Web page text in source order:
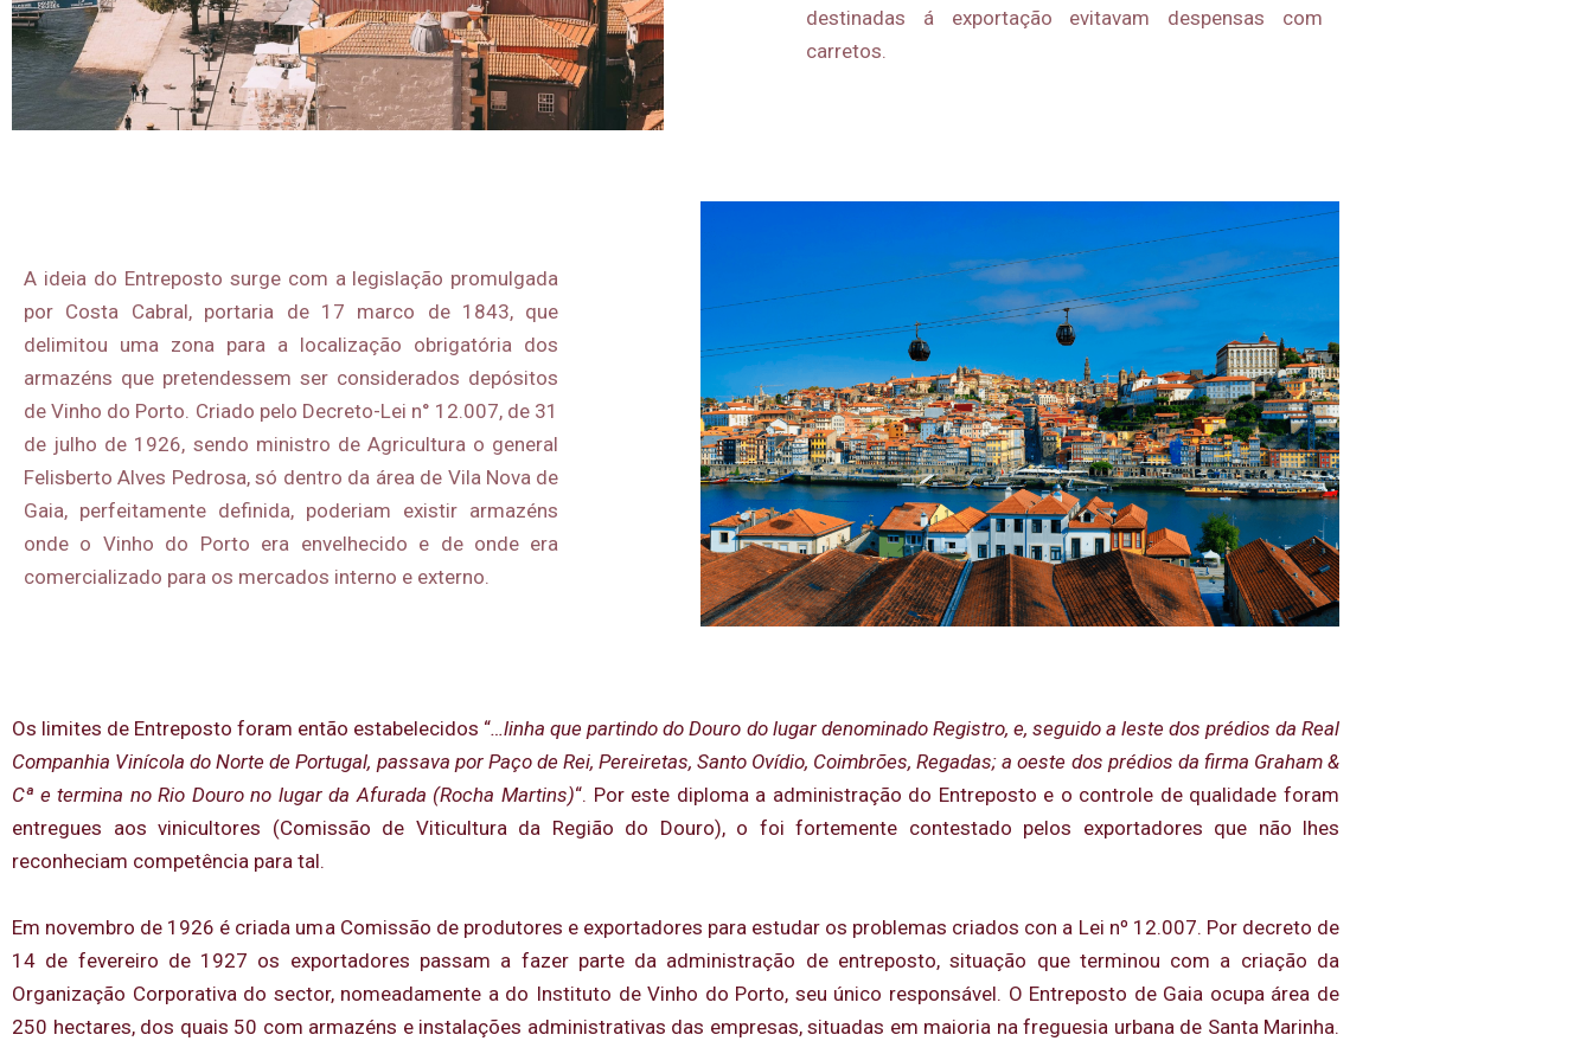
destinadas á exportação evitavam despensas com
carretos.
A ideia do Entreposto surge com a legislação promulgada
por Costa Cabral, portaria de 17 marco de 1843, que
delimitou uma zona para a localização obrigatória dos
armazéns que pretendessem ser considerados depósitos
de Vinho do Porto. Criado pelo Decreto-Lei n° 12.007, de 31
de julho de 1926, sendo ministro de Agricultura o general
Felisberto Alves Pedrosa, só dentro da área de Vila Nova de
Gaia, perfeitamente definida, poderiam existir armazéns
onde o Vinho do Porto era envelhecido e de onde era
comercializado para os mercados interno e externo.
Os limites de Entreposto foram então estabelecidos “…linha que partindo do Douro do lugar denominado Registro, e, seguido a leste dos prédios da Real
Companhia Vinícola do Norte de Portugal, passava por Paço de Rei, Pereiretas, Santo Ovídio, Coimbrões, Regadas; a oeste dos prédios da firma Graham &
Cª e termina no Rio Douro no lugar da Afurada (Rocha Martins)“. Por este diploma a administração do Entreposto e o controle de qualidade foram
entregues aos vinicultores (Comissão de Viticultura da Região do Douro), o foi fortemente contestado pelos exportadores que não lhes
reconheciam competência para tal.
Em novembro de 1926 é criada uma Comissão de produtores e exportadores para estudar os problemas criados con a Lei nº 12.007. Por decreto de
14 de fevereiro de 1927 os exportadores passam a fazer parte da administração de entreposto, situação que terminou com a criação da
Organização Corporativa do sector, nomeadamente a do Instituto de Vinho do Porto, seu único responsável. O Entreposto de Gaia ocupa área de
250 hectares, dos quais 50 com armazéns e instalações administrativas das empresas, situadas em maioria na freguesia urbana de Santa Marinha.